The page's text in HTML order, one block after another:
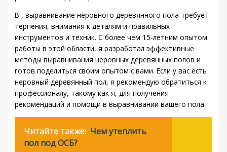
В , выравнивание неровного деревянного пола требует
терпения, внимания к деталям и правильных
инструментов и техник. С более чем 15-летним опытом
работы в этой области, я разработал эффективные
методы выравнивания неровных деревянных полов и
готов поделиться своим опытом с вами. Если у вас есть
неровный деревянный пол, я рекомендую обратиться к
профессионалу, такому как я, для получения
рекомендаций и помощи в выравнивании вашего пола.
Читайте также: Чем утеплить
пол под ОСБ?